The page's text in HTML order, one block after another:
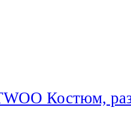
Костюм,